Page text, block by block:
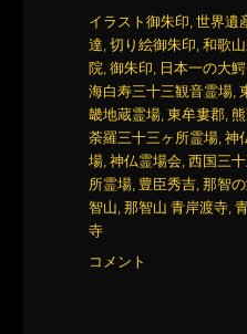
リ
ー
タ
グ
イラスト御朱印 ,世界遺
達 ,切り絵御朱印 ,和歌
院 ,御朱印 日本一の大
海白寿三十三観音霊場 ,
畿地蔵霊場 ,東牟婁郡 ,
荼羅三十三ヶ所霊場 ,神
場 ,神仏霊場会 ,西国三
所霊場 豊臣秀吉 ,那智
智山 ,那智山 青岸渡寺 ,
寺
青
コメント